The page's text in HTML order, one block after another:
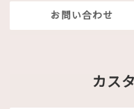
お問い合わせ
カス